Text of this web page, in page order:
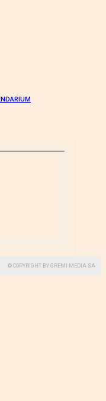
© COPYRIGHT BY GREMI MEDIA SA